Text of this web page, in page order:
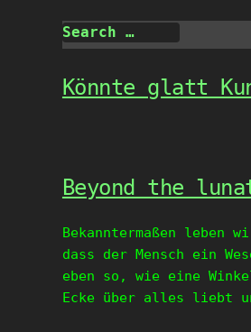
Könnte glatt
Beyond the
Bekanntermaßen
dass der Mensch ein
eben so, wie eine
Ecke über alles liebt